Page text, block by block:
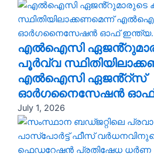
എൽഐസി
പൂർവ്വ
എൽഐസി ഏജൻ്റ്സ്
ഓർഗനൈസേഷൻ ഓഫ്
July 1, 2026